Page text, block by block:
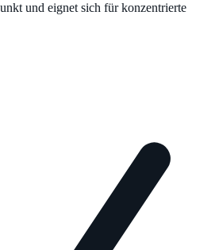
und eignet sich für konzentrierte